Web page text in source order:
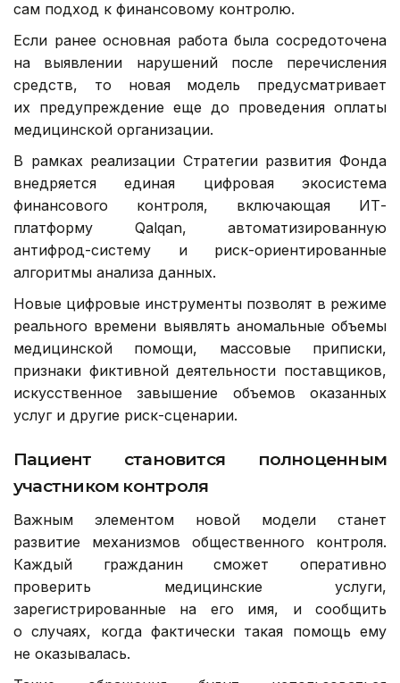
сам подход к финансовому контролю.
Если ранее основная работа была сосредоточена
на выявлении нарушений после перечисления
средств, то новая модель предусматривает
их предупреждение еще до проведения оплаты
медицинской организации.
В рамках реализации Стратегии развития Фонда
внедряется единая цифровая экосистема
финансового контроля, включающая ИТ-
платформу Qalqan, автоматизированную
антифрод-систему и риск-ориентированные
алгоритмы анализа данных.
Новые цифровые инструменты позволят в режиме
реального времени выявлять аномальные объемы
медицинской помощи, массовые приписки,
признаки фиктивной деятельности поставщиков,
искусственное завышение объемов оказанных
услуг и другие риск-сценарии.
Пациент становится полноценным
участником контроля
Важным элементом новой модели станет
развитие механизмов общественного контроля.
Каждый гражданин сможет оперативно
проверить медицинские услуги,
зарегистрированные на его имя, и сообщить
о случаях, когда фактически такая помощь ему
не оказывалась.